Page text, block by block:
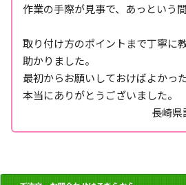
作業の手際が見事で、あっという
取り付け方のポイントまで丁寧に
助かりました。
最初からお願いしておけばよかっ
本当にありがとうございました。
長崎